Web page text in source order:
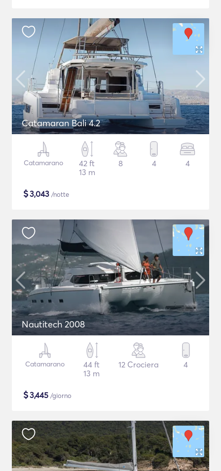
Catamaran Bali 4.2
Catamarano
42 ft
13 m
8 4 4
$3,043 /notte
Nautitech 2008
Catamarano
44 ft
13 m
12 Crociera 4
$3,445 /giorno